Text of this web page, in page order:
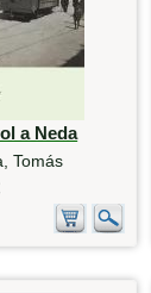
a Neda
Tomás